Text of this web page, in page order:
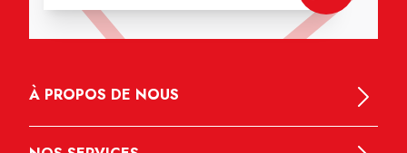
À PROPOS DE NOUS